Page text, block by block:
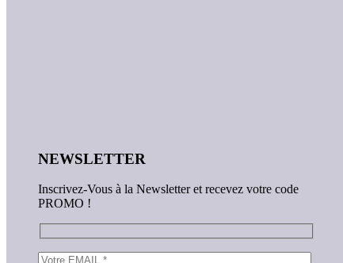
NEWSLETTER
Inscrivez-Vous à la Newsletter et recevez votre code
PROMO !